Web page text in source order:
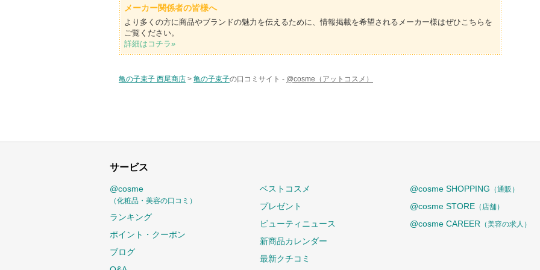
メーカー関係者の皆様へ
より多くの方に商品やブランドの魅力を伝えるために、情報掲載を希望されるメーカー様はぜひこちらを
ご覧ください。
詳細はコチラ»
亀の子束子 西尾商店 > 亀の子束子の口コミサイト - @cosme（アットコスメ）
サービス
@cosme
（化粧品・美容の口コミ）
ランキング
ポイント・クーポン
ブログ
ベストコスメ
プレゼント
ビューティニュース
新商品カレンダー
最新クチコミ
@cosme SHOPPING （通販）
@cosme STORE （店舗）
@cosme CAREER （美容の求人）